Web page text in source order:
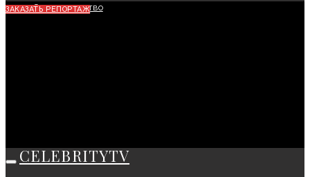
Сотрудничество
ЗАКАЗАТЬ РЕПОРТАЖ
CELEBRITYTV